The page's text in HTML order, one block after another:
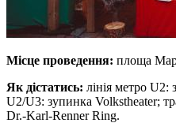
Місце проведення: площа
Як дістатись: лінія метро U2:
U2/U3: зупинка Volkstheater;
Dr.-Karl-Renner Ring.